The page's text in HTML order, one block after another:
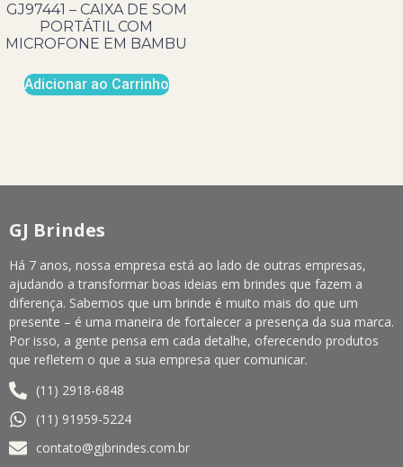
GJ97441 – CAIXA DE SOM
PORTÁTIL COM
MICROFONE EM BAMBU
Adicionar ao Carrinho
GJ Brindes
Há 7 anos, nossa empresa está ao lado de outras empresas,
ajudando a transformar boas ideias em brindes que fazem a
diferença. Sabemos que um brinde é muito mais do que um
presente – é uma maneira de fortalecer a presença da sua marca.
Por isso, a gente pensa em cada detalhe, oferecendo produtos
que refletem o que a sua empresa quer comunicar.
(11) 2918-6848
(11) 91959-5224
contato@gjbrindes.com.br